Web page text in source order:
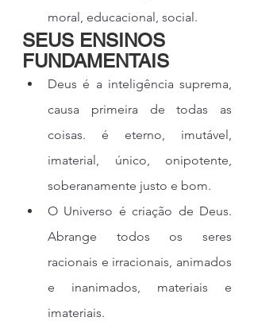
moral, educacional, social.
SEUS ENSINOS
FUNDAMENTAIS
Deus é a inteligência suprema,
causa primeira de todas as
coisas. é eterno, imutável,
imaterial, único, onipotente,
soberanamente justo e bom.
O Universo é criação de Deus.
Abrange todos os seres
racionais e irracionais, animados
e inanimados, materiais e
imateriais.